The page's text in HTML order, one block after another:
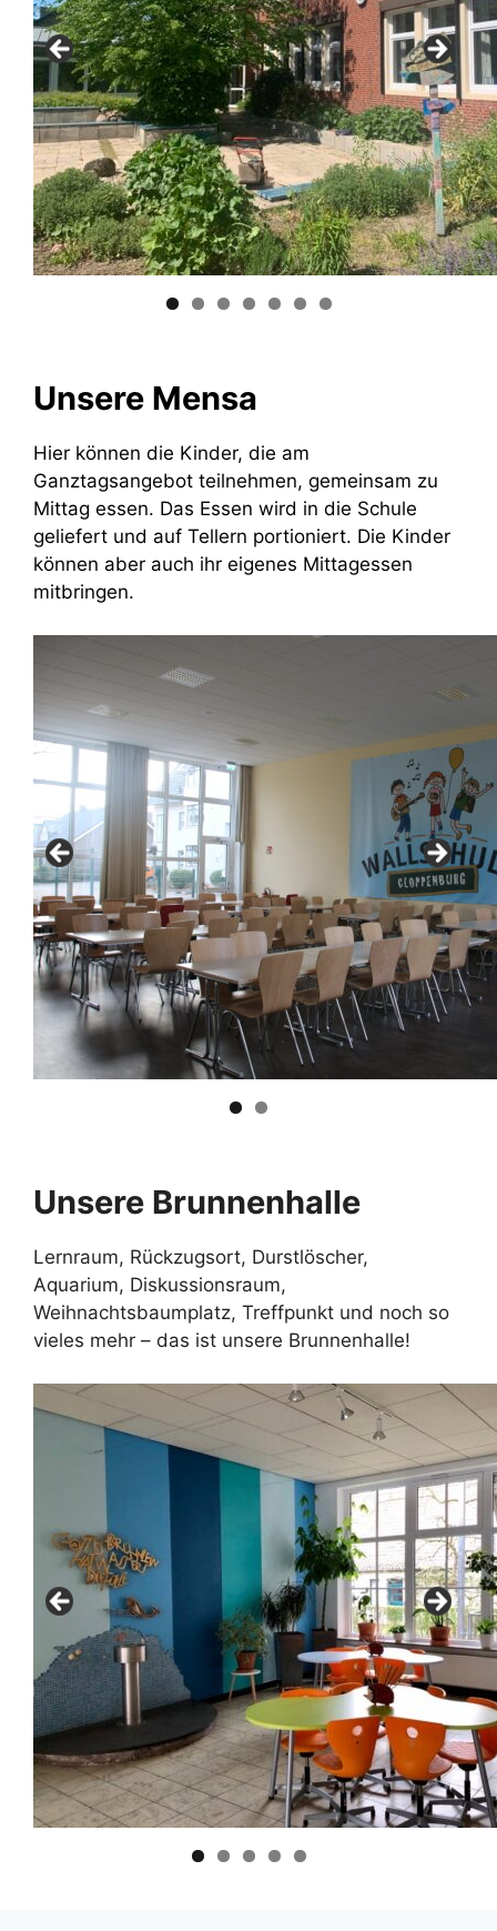
Unsere Mensa
Hier können die Kinder, die am
Ganztagsangebot teilnehmen, gemeinsam zu
Mittag essen. Das Essen wird in die Schule
geliefert und auf Tellern portioniert. Die Kinder
können aber auch ihr eigenes Mittagessen
mitbringen.
Unsere Brunnenhalle
Lernraum, Rückzugsort, Durstlöscher,
Aquarium, Diskussionsraum,
Weihnachtsbaumplatz, Treffpunkt und noch so
vieles mehr – das ist unsere Brunnenhalle!